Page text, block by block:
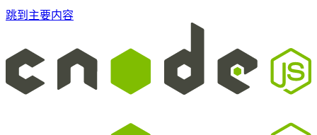
跳到主要内容